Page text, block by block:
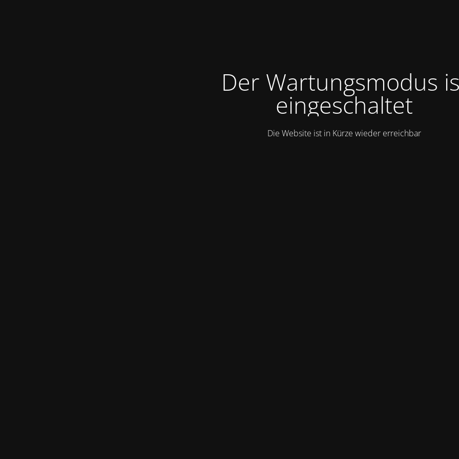
Der Wartungsmodus
eingeschaltet
Die Website ist in Kürze wieder erreichbar